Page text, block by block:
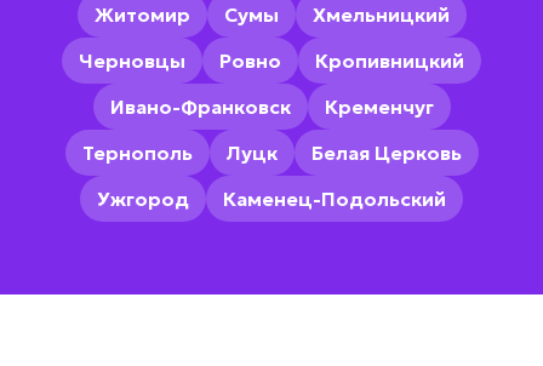
Житомир
Сумы
Хмельницкий
Черновцы
Ровно
Кропивницкий
Ивано-Франковск
Кременчуг
Тернополь
Луцк
Белая Церковь
Ужгород
Каменец-Подольский